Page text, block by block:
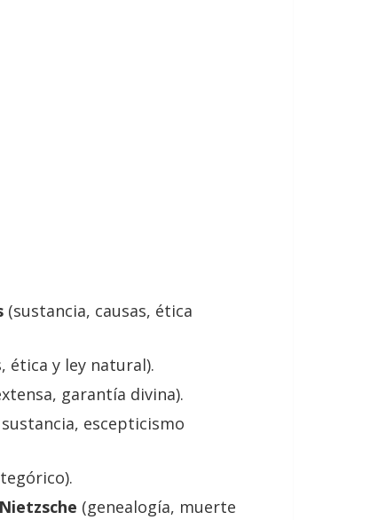
(sustancia, causas, ética
ética y ley natural).
garantía divina).
escepticismo
Nietzsche (genealogía, muerte